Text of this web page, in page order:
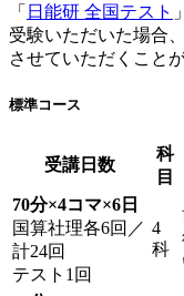
「 日能研 全国テスト
受験いただいた場合
させていただくこと
標準コース
受講日数
科
目
70分×4コマ×6日
国算社理各6回／
計24回
テスト1回
4
科